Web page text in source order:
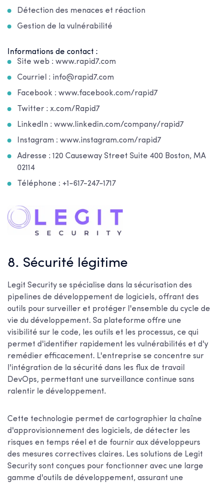
Détection des menaces et réaction
Gestion de la vulnérabilité
Informations de contact :
Site web : www.rapid7.com
Courriel : info@rapid7.com
Facebook : www.facebook.com/rapid7
Twitter : x.com/Rapid7
LinkedIn : www.linkedin.com/company/rapid7
Instagram : www.instagram.com/rapid7
Adresse : 120 Causeway Street Suite 400 Boston, MA
02114
Téléphone : +1-617-247-1717
8. Sécurité légitime
Legit Security se spécialise dans la sécurisation des
pipelines de développement de logiciels, offrant des
outils pour surveiller et protéger l'ensemble du cycle de
vie du développement. Sa plateforme offre une
visibilité sur le code, les outils et les processus, ce qui
permet d'identifier rapidement les vulnérabilités et d'y
remédier efficacement. L'entreprise se concentre sur
l'intégration de la sécurité dans les flux de travail
DevOps, permettant une surveillance continue sans
ralentir le développement.
Cette technologie permet de cartographier la chaîne
d'approvisionnement des logiciels, de détecter les
risques en temps réel et de fournir aux développeurs
des mesures correctives claires. Les solutions de Legit
Security sont conçues pour fonctionner avec une large
gamme d'outils de développement, assurant une